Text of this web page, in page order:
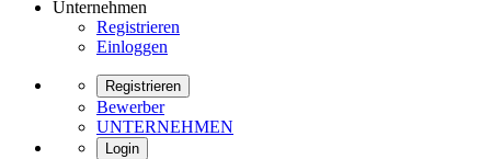
Unternehmen
Registrieren
Einloggen
Registrieren
Bewerber
UNTERNEHMEN
Login